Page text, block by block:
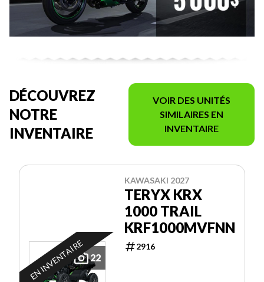
DÉCOUVREZ
NOTRE
INVENTAIRE
VOIR DES UNITÉS
SIMILAIRES EN
INVENTAIRE
22
EN INVENTAIRE
KAWASAKI 2027
TERYX KRX
1000 TRAIL
KRF1000MVFNN
2916